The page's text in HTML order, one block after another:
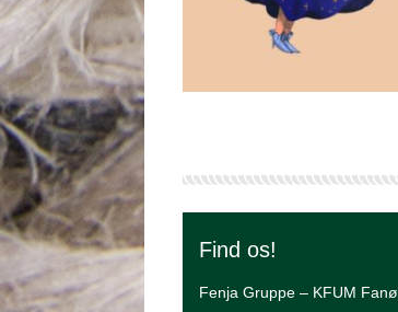
Find os!
Fenja Gruppe – KFUM Fanø,